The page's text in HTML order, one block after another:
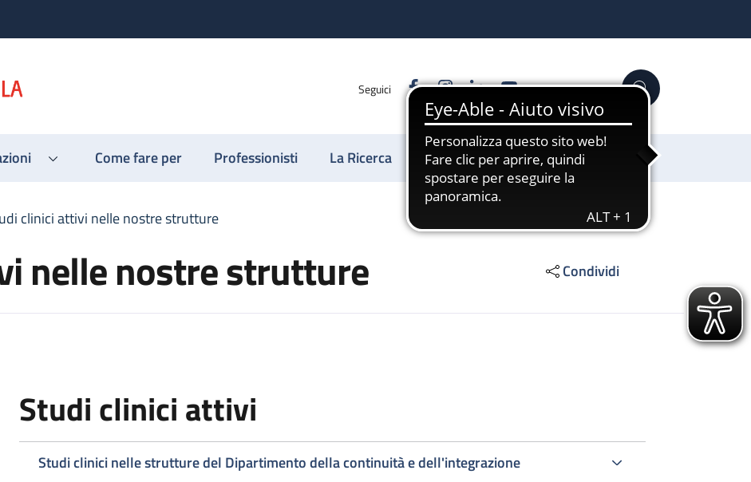
Seguici FacebookInstagram
LinkedinYouTube Cerca
Come fare per Professionisti La Ricerca Sostienici
clinici attivi nelle nostre strutture
nelle nostre strutture Condividi
Studi clinici attivi
Studi clinici nelle strutture del Dipartimento della continuità e dell'integrazione